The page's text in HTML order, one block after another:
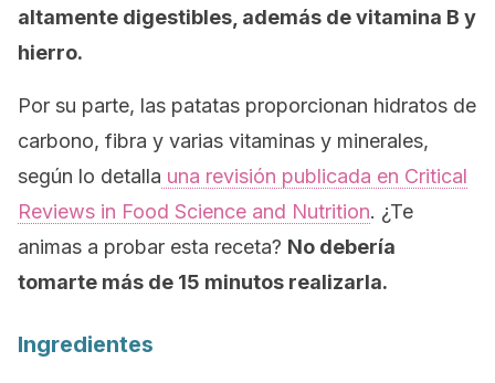
altamente digestibles, además de vitamina B y
hierro.
Por su parte, las patatas proporcionan hidratos de
carbono, fibra y varias vitaminas y minerales,
según lo detalla una revisión publicada en Critical
Reviews in Food Science and Nutrition. ¿Te
animas a probar esta receta? No debería
tomarte más de 15 minutos realizarla.
Ingredientes